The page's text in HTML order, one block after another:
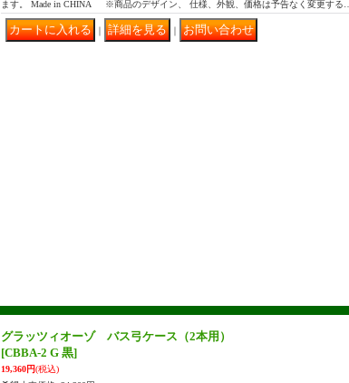
ます。 Made in CHINA ※商品のデザイン、 仕様、外観、価格は予告なく変更する…
｜ ｜
グラッツィオーゾ バス弓ケース（2本用）
[CBBA-2 G 黒]
19,360円(税込)